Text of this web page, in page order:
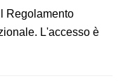
Regolamento
L'accesso è